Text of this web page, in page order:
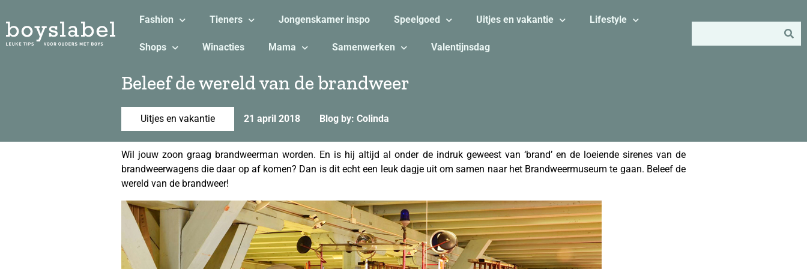
Fashion Tieners Jongenskamer inspo Speelgoed Uitjes en vakantie Lifestyle
Shops Winacties Mama Samenwerken Valentijnsdag
Beleef de wereld van de brandweer
Uitjes en vakantie 21 april 2018 Blog by: Colinda
Wil jouw zoon graag brandweerman worden. En is hij altijd al onder de indruk geweest van ‘brand’ en de loeiende sirenes van de
brandweerwagens die daar op af komen? Dan is dit echt een leuk dagje uit om samen naar het Brandweermuseum te gaan. Beleef de
wereld van de brandweer!